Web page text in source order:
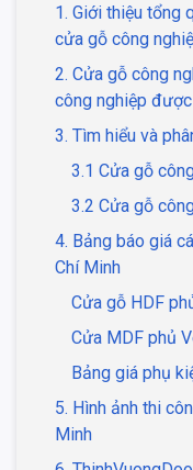
1. Giới thiệu tổng
cửa gỗ công
2. Cửa gỗ công
công nghiệp
3. Tìm hiểu và
3.1 Cửa gỗ
3.2 Cửa gỗ
4. Bảng báo giá
Chí Minh
Cửa gỗ HDF
Cửa MDF phủ
Bảng giá phụ
5. Hình ảnh thi
Minh